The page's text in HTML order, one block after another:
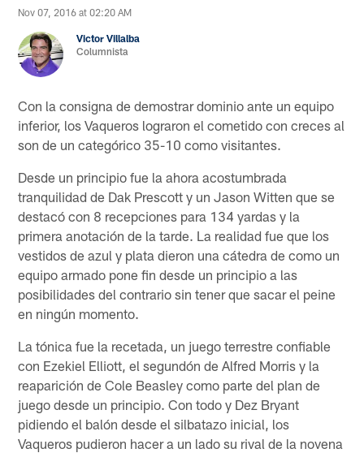
Nov 07, 2016 at 02:20 AM
Victor Villalba
Columnista
Con la consigna de demostrar dominio ante un equipo
inferior, los Vaqueros lograron el cometido con creces al
son de un categórico 35-10 como visitantes.
Desde un principio fue la ahora acostumbrada
tranquilidad de Dak Prescott y un Jason Witten que se
destacó con 8 recepciones para 134 yardas y la
primera anotación de la tarde. La realidad fue que los
vestidos de azul y plata dieron una cátedra de como un
equipo armado pone fin desde un principio a las
posibilidades del contrario sin tener que sacar el peine
en ningún momento.
La tónica fue la recetada, un juego terrestre confiable
con Ezekiel Elliott, el segundón de Alfred Morris y la
reaparición de Cole Beasley como parte del plan de
juego desde un principio. Con todo y Dez Bryant
pidiendo el balón desde el silbatazo inicial, los
Vaqueros pudieron hacer a un lado su rival de la novena